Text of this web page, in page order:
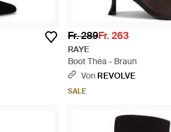
Fr. 289Fr. 263
RAYE
Boot Thea - Braun
Von REVOLVE
SALE